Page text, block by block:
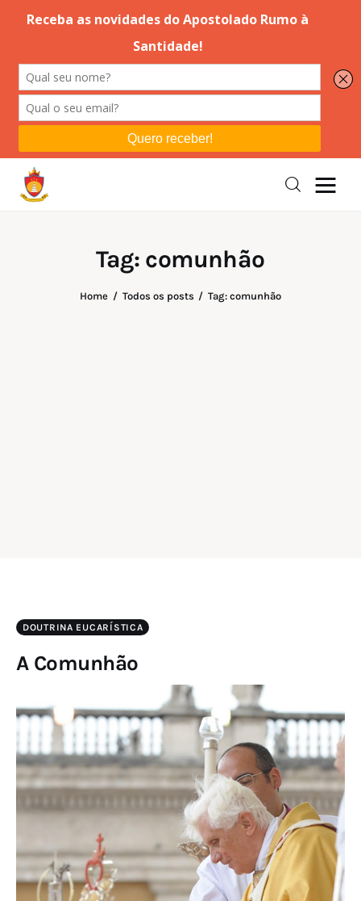
Tag: comunhão
Home Todos os posts Tag: comunhão
Editorial
Orações
DOUTRINA EUCARÍSTICA
A Comunhão